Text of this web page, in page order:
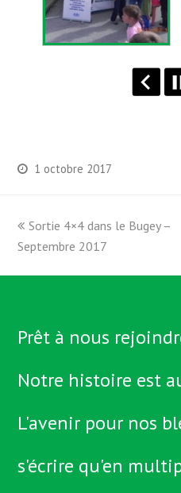
1 octobre 2017
previous
post:
Sortie 4×4 dans le Bugey –
Septembre 2017
Prêt à nous
Notre histoire est
L'avenir pour nos
s'écrire qu'en